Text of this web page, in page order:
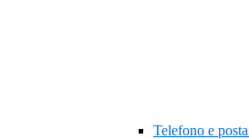
Telefono e